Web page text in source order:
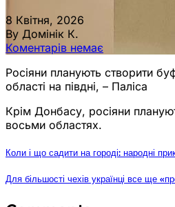
8 Квітня, 2026
By Домінік К.
Коментарів немає
Росіяни планують створити
області на півдні, – Паліса
Крім Донбасу, росіяни
восьми областях.
Коли і що садити на городі: народні
Для більшості чехів українці все ще